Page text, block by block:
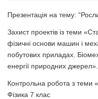
Презентація на тему:
Захист проектів із теми
фізичні основи машин і
побутових приладах.
енергії природних
Контрольна робота з теми
Фізика 7 клас